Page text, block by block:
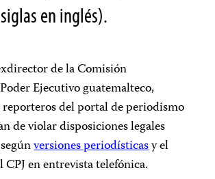
en inglés).
de la Comisión
Ejecutivo guatemalteco,
del portal de periodismo
de violar disposiciones legales
versiones periodísticasy el
en entrevista telefónica.